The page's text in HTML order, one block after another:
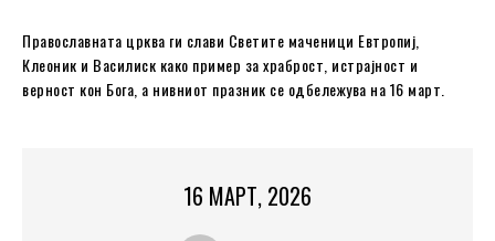
Православната црква ги слави Светите маченици Евтропиј,
Клеоник и Василиск како пример за храброст, истрајност и
верност кон Бога, а нивниот празник се одбележува на 16 март.
16 МАРТ, 2026